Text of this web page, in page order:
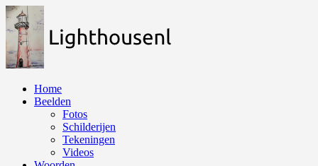
Naar
de
inhoud
springen
Home
Beelden
Fotos
Schilderijen
Tekeningen
Videos